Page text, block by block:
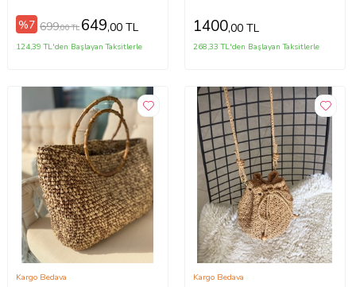
%7 699,00 TL 649,00 TL
124,39 TL'den Başlayan Taksitlerle
1400,00 TL
268,33 TL'den Başlayan Taksitlerle
Kargo Bedava Kargo Bedava